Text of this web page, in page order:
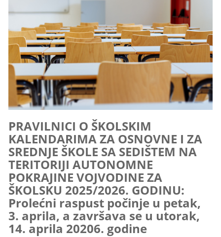
PRAVILNICI O ŠKOLSKIM
KALENDARIMA ZA OSNOVNE I ZA
SREDNJE ŠKOLE SA SEDIŠTEM NA
TERITORIJI AUTONOMNE
POKRAJINE VOJVODINE ZA
ŠKOLSKU 2025/2026. GODINU:
Prolećni raspust počinje u petak,
3. aprila, a završava se u utorak,
14. aprila 20206. godine